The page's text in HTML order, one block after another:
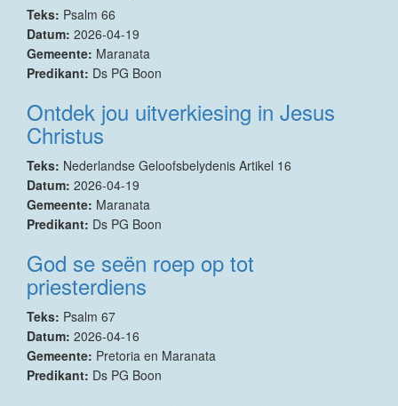
Teks: Psalm 66
Datum: 2026-04-19
Gemeente: Maranata
Predikant: Ds PG Boon
Ontdek jou uitverkiesing in Jesus
Christus
Teks: Nederlandse Geloofsbelydenis Artikel 16
Datum: 2026-04-19
Gemeente: Maranata
Predikant: Ds PG Boon
God se seën roep op tot
priesterdiens
Teks: Psalm 67
Datum: 2026-04-16
Gemeente: Pretoria en Maranata
Predikant: Ds PG Boon